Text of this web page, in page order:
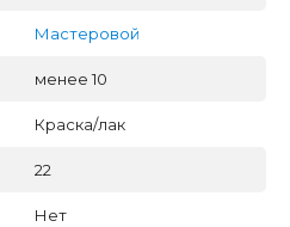
Мастеровой
менее 10
Краска/лак
22
Нет